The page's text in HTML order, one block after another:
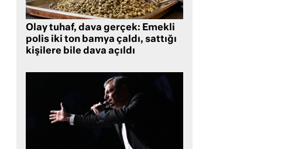
Olay tuhaf, dava gerçek: Emekli
polis iki ton bamya çaldı, sattığı
kişilere bile dava açıldı